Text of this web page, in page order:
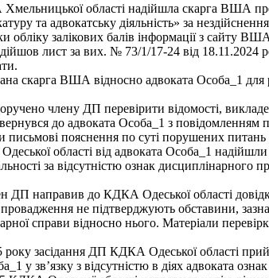
області надійшла скарга ВША про
та адвокатську діяльність» за
обліку залікових балів інформації з сайту
лист за вих. № 73/1/17-24 від
скарга ВША відносно адвоката Особа_1 для
члену ДП перевірити відомості,
до адвоката Особа_1 з
пояснення по суті порушених питань
області від адвоката Особа_1
за відсутністю ознак
ДП направив до КДКА Одеської області
не підтверджують обставини,
справи відносно нього. Матеріали
року засідання ДП КДКА Одеської області
у зв’язку з відсутністю в діях адвоката